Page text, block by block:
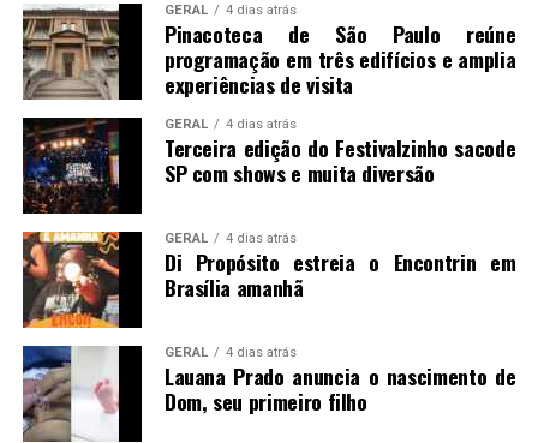
GERAL 4 dias atrás
Pinacoteca de São Paulo reúne
programação em três edifícios e amplia
experiências de visita
GERAL 4 dias atrás
Terceira edição do Festivalzinho sacode
SP com shows e muita diversão
GERAL 4 dias atrás
Di Propósito estreia o Encontrin em
Brasília amanhã
GERAL 4 dias atrás
Lauana Prado anuncia o nascimento de
Dom, seu primeiro filho